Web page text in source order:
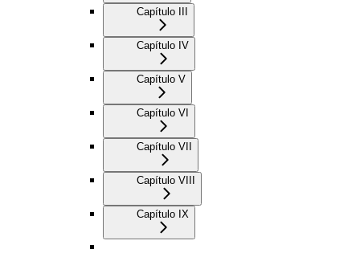
Capítulo III
Capítulo IV
Capítulo V
Capítulo VI
Capítulo VII
Capítulo VIII
Capítulo IX